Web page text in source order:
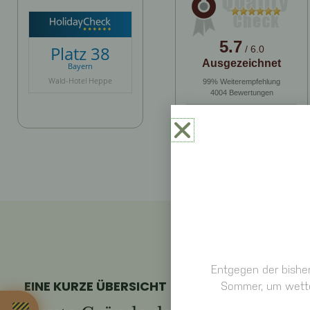
Platz 38
Bayern
Wald-Hotel Heppe
5.7 / 6.0
Ausgezeichnet
99% Weiterempfehlung
4004 Bewertungen
EINE KURZE ÜBERSICHT
Entgegen der
Sommer, um